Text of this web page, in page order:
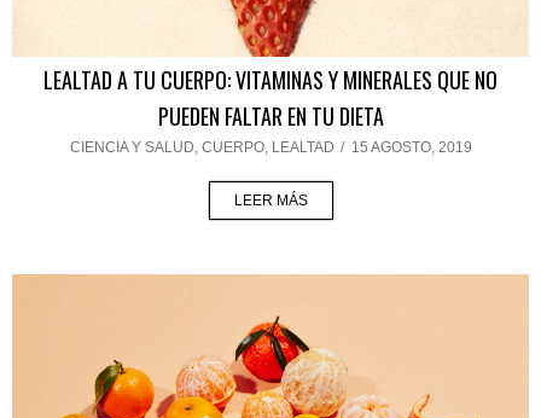
LEALTAD A TU CUERPO: VITAMINAS Y MINERALES QUE NO
PUEDEN FALTAR EN TU DIETA
CIENCIA Y SALUD, CUERPO, LEALTAD / 15 AGOSTO, 2019
LEER MÁS